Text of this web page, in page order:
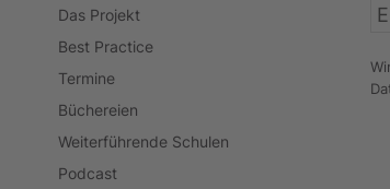
Das Projekt
Best Practice
Termine
Büchereien
Weiterführende Schulen
Podcast